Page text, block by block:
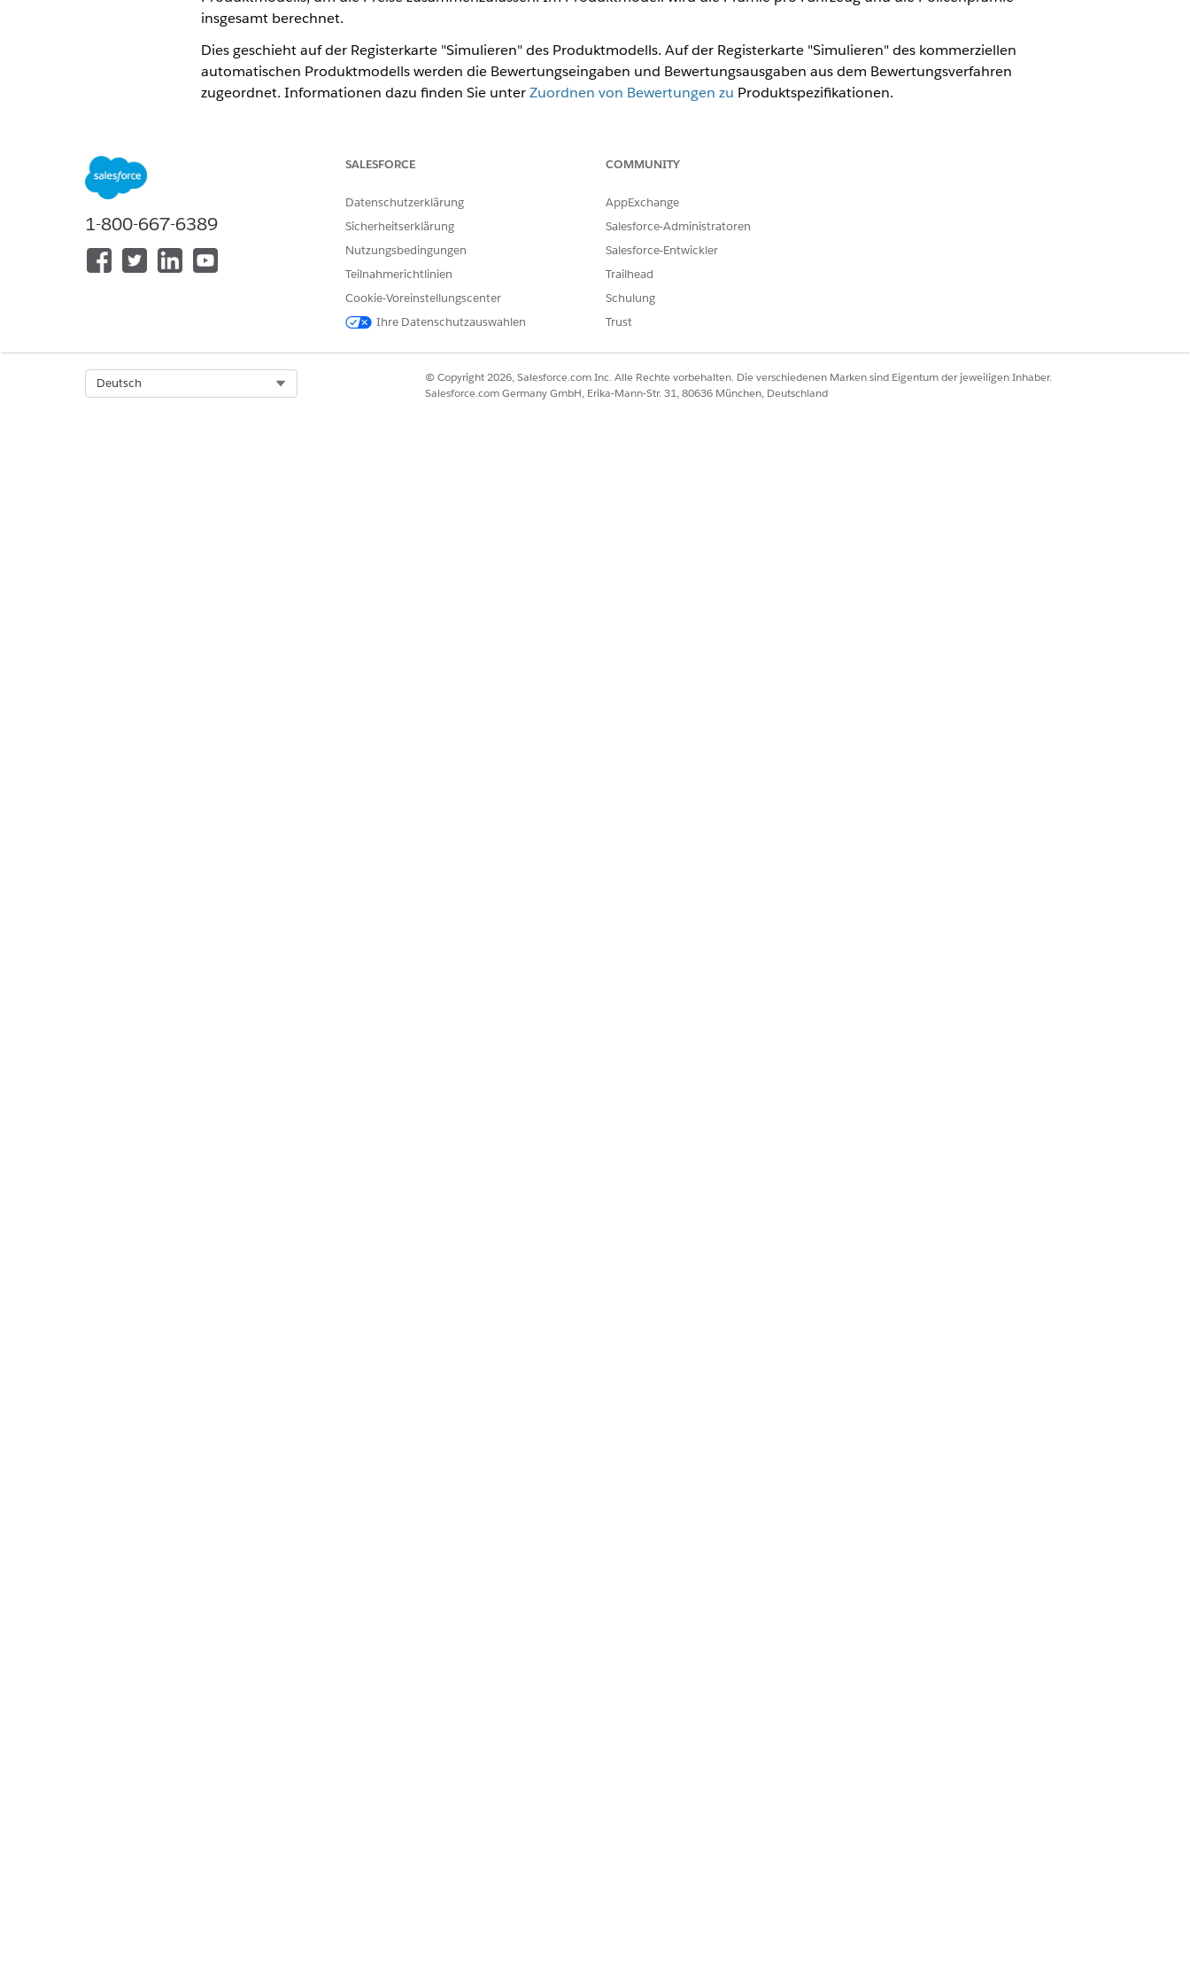
insgesamt berechnet.
Dies geschieht auf der Registerkarte "Simulieren" des Produktmodells. Auf der Registerkarte "Simulieren" des kommerziellen
automatischen Produktmodells werden die Bewertungseingaben und Bewertungsausgaben aus dem Bewertungsverfahren
zugeordnet. Informationen dazu finden Sie unterZuordnen von Bewertungen zu Produktspezifikationen.
KONNTEN SIE IHR PROBLEM MITHILFE DIESES ARTIKELS LÖSEN?
Geben Sie uns Feedback, damit wir uns verbessern können.
1-800-667-6389
SALESFORCE
Datenschutzerklärung
Sicherheitserklärung
Nutzungsbedingungen
Teilnahmerichtlinien
Cookie-Voreinstellungscenter
Ihre Datenschutzauswahlen
COMMUNITY
AppExchange
Salesforce-Administratoren
Salesforce-Entwickler
Trailhead
Schulung
Trust
Deutsch
© Copyright 2026, Salesforce.com Inc. Alle Rechte vorbehalten. Die verschiedenen Marken sind Eigentum der jeweiligen Inhaber.
Salesforce.com Germany GmbH, Erika-Mann-Str. 31, 80636 München, Deutschland